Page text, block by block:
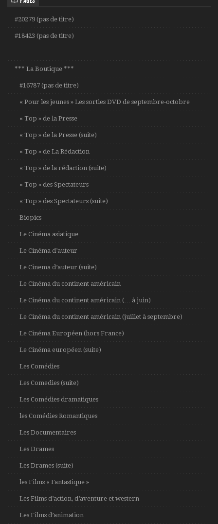
#20279 (pas de titre)
#18423 (pas de titre)
*** La Boutique ***
#16787 (pas de titre)
« Pour les jeunes » Les sorties DVD de septembre-octobre
« Top » de la Presse
« Top » de la Presse (suite)
« Top » de La Rédaction
« Top » de la rédaction (suite)
« Top » des Spectateurs
« Top » des Spectateurs (suite)
Biopics
Le Cinéma asiatique
Le Cinéma d’auteur
Le Cinema d’auteur (suite)
Le Cinéma du continent américain
Le Cinéma du continent américain (… à juin)
Le Cinéma du continent américain (juillet à septembre)
Le Cinéma Européen (hors France)
Le Cinéma européen (suite)
Les Comédies
Les Comedies (suite)
Les Comédies dramatiques
les Comédies Romantiques
Les Documentaires
Les Drames
Les Drames (suite)
les Films « Fantastique »
Les Films d’action, d’aventure et western
Les Films d’animation